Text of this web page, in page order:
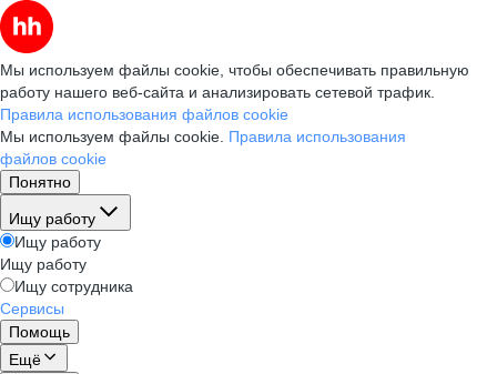
Мы используем файлы cookie, чтобы обеспечивать правильную
работу нашего веб-сайта и анализировать сетевой трафик.
Правила использования файлов cookie
Мы используем файлы cookie. Правила использования
файлов cookie
Понятно
Ищу работу
Ищу работу
Ищу работу
Ищу сотрудника
Сервисы
Помощь
Ещё